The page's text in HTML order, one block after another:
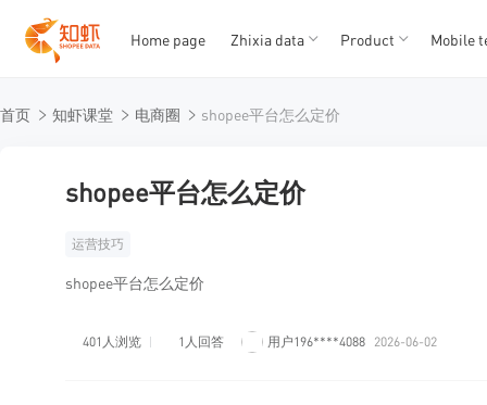
12345
Home page Zhixia data Product Mobile
首页 知虾课堂 电商圈 shopee平台怎么定价
shopee平台怎么定价
运营技巧
shopee平台怎么定价
401人浏览 1人回答 用户196****4088 2026-06-02